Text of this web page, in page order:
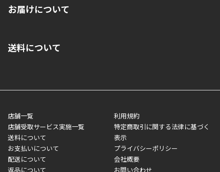
いいただくことはできません。ご了承ください。
■代金引換(代引)※手数料がかかります
■商品によっては一部決済方法が使用できない場合がございま
す。
お届けについて
ご注文が確認出来次第、1～4営業日に発送いたします。「お取り
業日にてお引渡しとなります。(離島などの場合、例外もあります)
メーカー直送品など一部商品については、その他商品との購入に
制限がかかる場合がございます。また発送日についても、通常と
異なる場合がございます。対象商品の説明ページをご確認くださ
い。
■店舗受取をご選択いただいた場合
送料について
店舗一覧
店舗受取サービス実施一覧
送料について
お支払いについて
配送について
返品について
利用規約
特定商取引に関する法律に基づく
表示
プライバシーポリシー
会社概要
お問い合わせ